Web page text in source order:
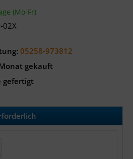
(Mo-Fr)
02X
05258-973812
gekauft
gefertigt